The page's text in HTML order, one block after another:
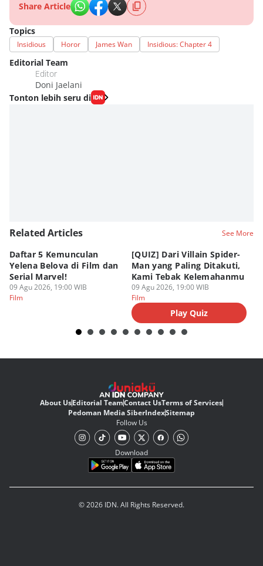
Share Article
Topics
Insidious Horor James Wan Insidious: Chapter 4
Editorial Team
Editor
Doni Jaelani
Tonton lebih seru di
Related Articles See More
Daftar 5 Kemunculan
Yelena Belova di Film dan
Serial Marvel!
09 Agu 2026, 19:00 WIB
Film
[QUIZ] Dari Villain Spider-
Man yang Paling Ditakuti,
Kami Tebak Kelemahanmu
09 Agu 2026, 19:00 WIB
Film
Play Quiz
About UsEditorial TeamContact UsTerms of Services
Pedoman Media SiberIndexSitemap
Follow Us
Download
© 2026 IDN. All Rights Reserved.